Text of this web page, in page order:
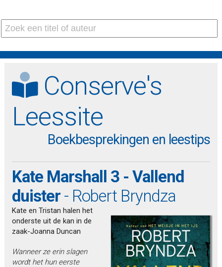
Conserve's
Leessite
Boekbesprekingen en leestips
Kate Marshall 3 - Vallend
duister- Robert Bryndza
Kate en Tristan halen het
onderste uit de kan in de
zaak-Joanna Duncan
Wanneer ze erin slagen
wordt het hun eerste